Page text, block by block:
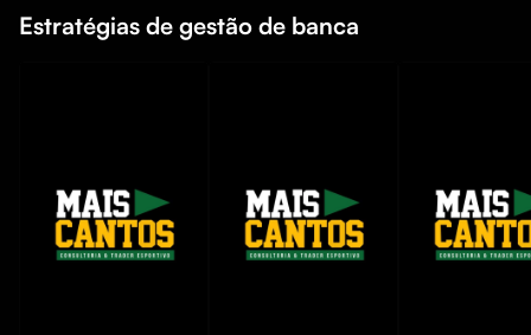
Estratégias de gestão de banca